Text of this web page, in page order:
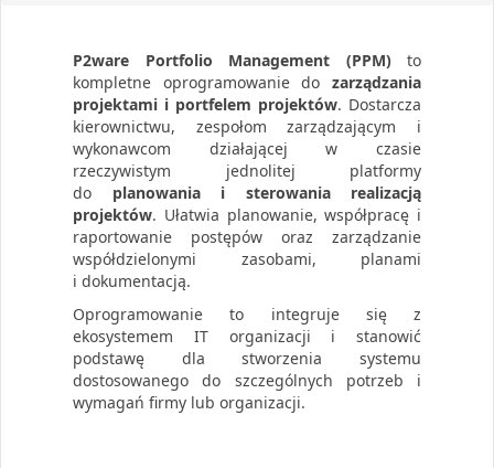
P2ware Portfolio Management (PPM)to
kompletne oprogramowanie do zarządzania
projektami i portfelem projektów. Dostarcza
kierownictwu, zespołom zarządzającym i
wykonawcom działającej w czasie
rzeczywistym jednolitej platformy
do planowania i sterowania realizacją
projektów. Ułatwia planowanie, współpracę i
raportowanie postępów oraz zarządzanie
współdzielonymi zasobami, planami
i dokumentacją.
Oprogramowanie to integruje się z
ekosystemem IT organizacji i stanowić
podstawę dla stworzenia systemu
dostosowanego do szczególnych potrzeb i
wymagań firmy lub organizacji.